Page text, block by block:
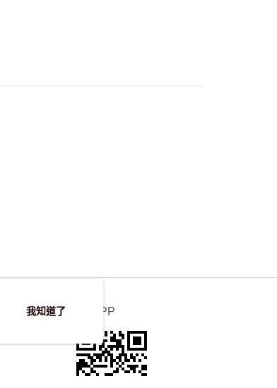
官方APP
我知道了